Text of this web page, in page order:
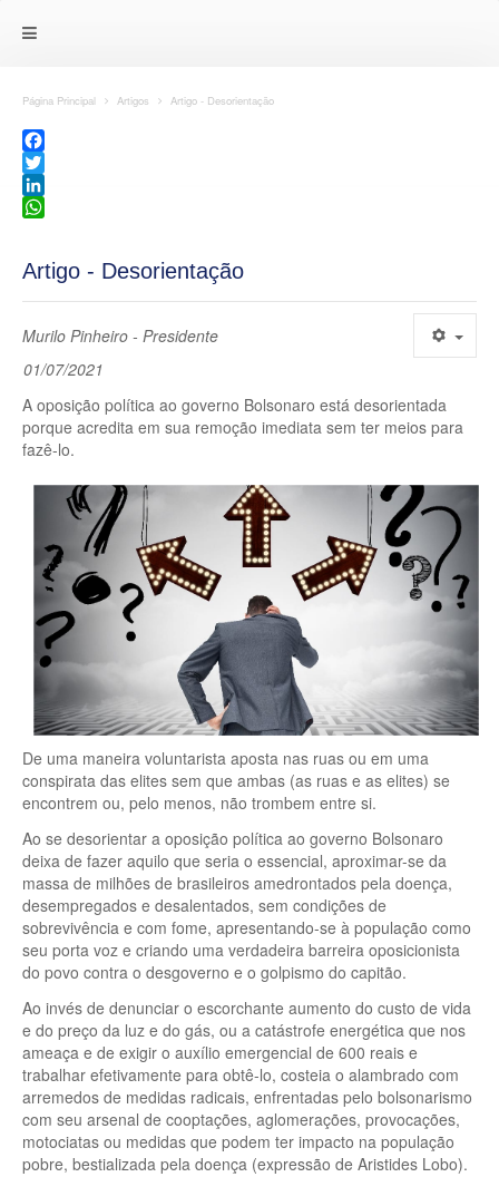
Página Principal Artigos Artigo - Desorientação
Facebook
Twitter
LinkedIn
Artigo - Desorientação
Murilo Pinheiro - Presidente
01/07/2021
A oposição política ao governo Bolsonaro está desorientada
porque acredita em sua remoção imediata sem ter meios para
fazê-lo.
De uma maneira voluntarista aposta nas ruas ou em uma
conspirata das elites sem que ambas (as ruas e as elites) se
encontrem ou, pelo menos, não trombem entre si.
Ao se desorientar a oposição política ao governo Bolsonaro
deixa de fazer aquilo que seria o essencial, aproximar-se da
massa de milhões de brasileiros amedrontados pela doença,
desempregados e desalentados, sem condições de
sobrevivência e com fome, apresentando-se à população como
seu porta voz e criando uma verdadeira barreira oposicionista
do povo contra o desgoverno e o golpismo do capitão.
Ao invés de denunciar o escorchante aumento do custo de vida
e do preço da luz e do gás, ou a catástrofe energética que nos
ameaça e de exigir o auxílio emergencial de 600 reais e
trabalhar efetivamente para obtê-lo, costeia o alambrado com
arremedos de medidas radicais, enfrentadas pelo bolsonarismo
com seu arsenal de cooptações, aglomerações, provocações,
motociatas ou medidas que podem ter impacto na população
pobre, bestializada pela doença (expressão de Aristides Lobo).